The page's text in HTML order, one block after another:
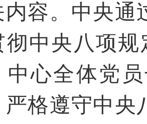
容。中央通
彻中央八项
中心全体党
严格遵守中央